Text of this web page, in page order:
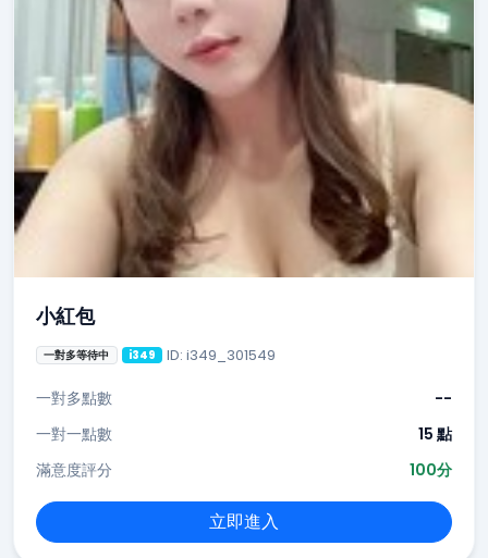
小紅包
一對多等待中 i349 ID: i349_301549
一對多點數
--
一對一點數
15 點
滿意度評分
100分
立即進入